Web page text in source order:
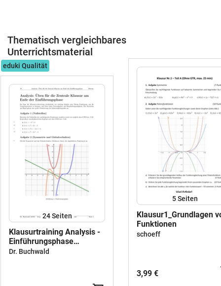
Thematisch vergleichbares
Unterrichtsmaterial
eduki Qualität
24Seiten
Klausurtraining Analysis -
Einführungsphase
(Mathematik, Arbeitsblatt
Dr. Buchwald
5Seiten
Klausur1_Grundlagen
Funktionen
schoeff
3,99 €